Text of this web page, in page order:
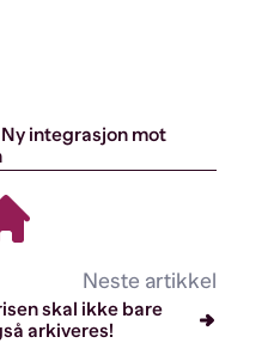
integrasjon mot
Neste artikkel
skal ikke bare
arkiveres!